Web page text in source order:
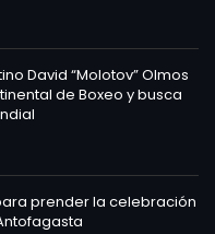
David “Molotov” Olmos
de Boxeo y busca
prender la celebración